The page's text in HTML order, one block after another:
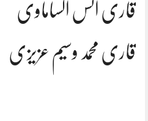
قاری انس الساماوی
قاری محمد وسیم عزیزی